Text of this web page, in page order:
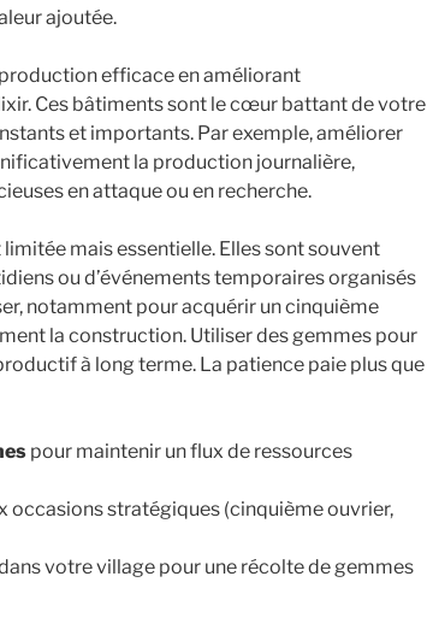
ajoutée.
efficace en améliorant
Ces bâtiments sont le cœur battant de votre
et importants. Par exemple, améliorer
la production journalière,
en attaque ou en recherche.
mais essentielle. Elles sont souvent
ou d’événements temporaires organisés
notamment pour acquérir un cinquième
la construction. Utiliser des gemmes pour
à long terme. La patience paie plus que
pour maintenir un flux de ressources
occasions stratégiques (cinquième ouvrier,
votre village pour une récolte de gemmes